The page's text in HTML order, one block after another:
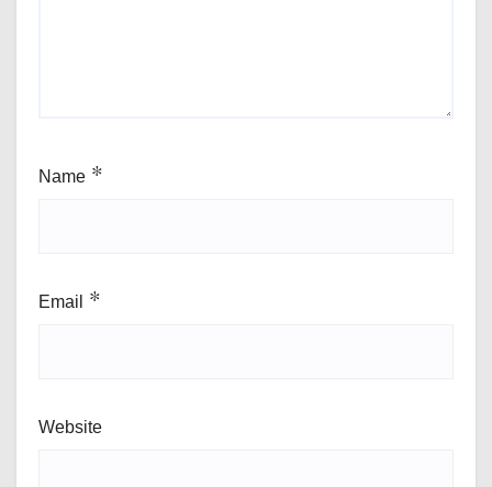
Name *
Email *
Website